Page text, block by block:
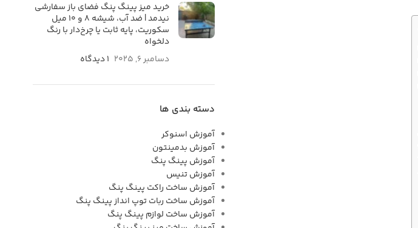
خرید میز پینگ پنگ فضای باز سفارشی
نیدمد | ضد آب، شیشه ۸ و ۱۰ میل
سکوریت، پایه ثابت یا چرخ‌دار با رنگ
دلخواه
دسامبر 6, 2025
۱ دیدگاه
دسته بندی ها
آموزش اسنوکر
آموزش بدمینتون
آموزش پینگ پنگ
آموزش تنیس
آموزش ساخت راکت پینگ پنگ
آموزش ساخت ربات توپ انداز پینگ پنگ
آموزش ساخت لوازم پینگ پنگ